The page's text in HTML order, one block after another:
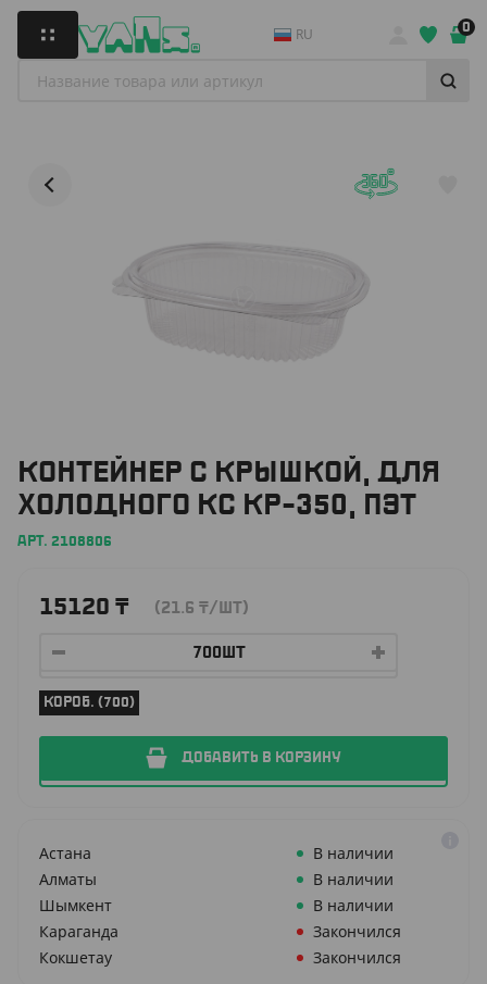
RU 0
КОНТЕЙНЕР С КРЫШКОЙ, ДЛЯ
ХОЛОДНОГО КС КР-350, ПЭТ
АРТ. 2108806
15120 ₸ (21.6 ₸/ШТ)
КОРОБ. (700)
ДОБАВИТЬ В КОРЗИНУ
Астана
В наличии
Алматы
В наличии
Шымкент
В наличии
Караганда
Закончился
Кокшетау
Закончился